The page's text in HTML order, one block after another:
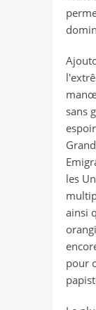
sans
les
ainsi
pour